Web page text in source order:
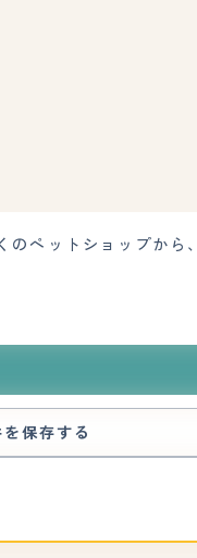
のペットショップか
保存する